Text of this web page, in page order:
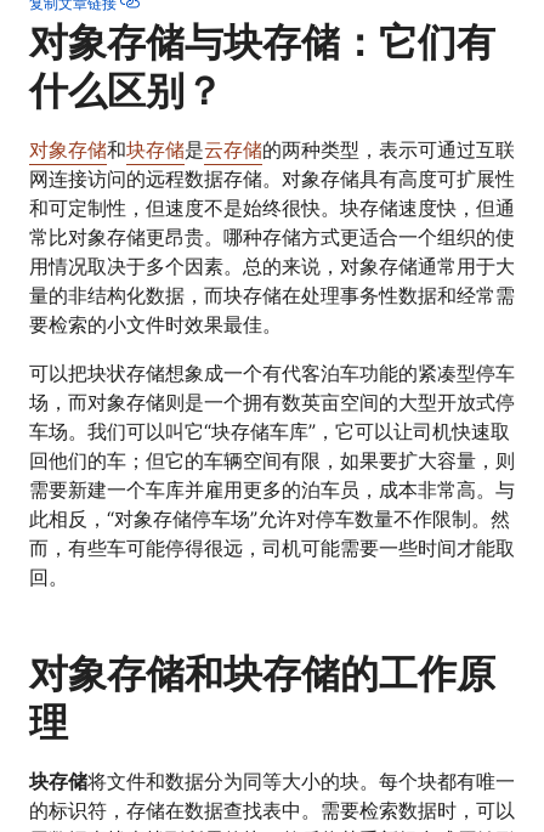
对象存储与块存储：它们有
什么区别？
对象存储和块存储是云存储的两种类型，表示可通过互联
网连接访问的远程数据存储。对象存储具有高度可扩展性
和可定制性，但速度不是始终很快。块存储速度快，但通
常比对象存储更昂贵。哪种存储方式更适合一个组织的使
用情况取决于多个因素。总的来说，对象存储通常用于大
量的非结构化数据，而块存储在处理事务性数据和经常需
要检索的小文件时效果最佳。
可以把块状存储想象成一个有代客泊车功能的紧凑型停车
场，而对象存储则是一个拥有数英亩空间的大型开放式停
车场。我们可以叫它“块存储车库”，它可以让司机快速取
回他们的车；但它的车辆空间有限，如果要扩大容量，则
需要新建一个车库并雇用更多的泊车员，成本非常高。与
此相反，“对象存储停车场”允许对停车数量不作限制。然
而，有些车可能停得很远，司机可能需要一些时间才能取
回。
对象存储和块存储的工作原
理
块存储将文件和数据分为同等大小的块。每个块都有唯一
的标识符，存储在数据查找表中。需要检索数据时，可以